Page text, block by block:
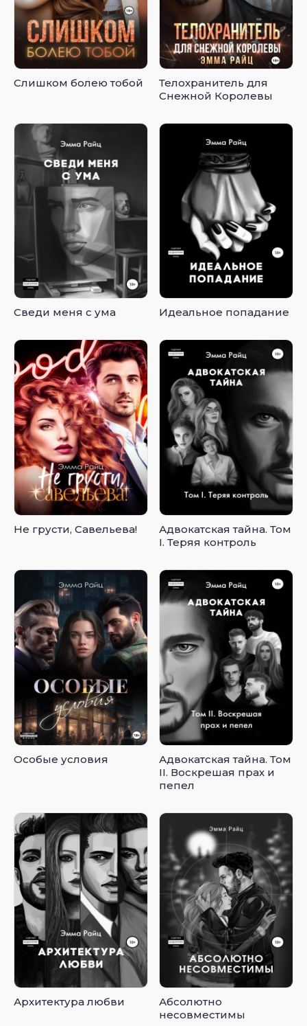
Слишком болею тобой
Телохранитель для
Снежной Королевы
Сведи меня с ума Идеальное попадание
Не грусти, Савельева!
Адвокатская тайна. Том
I. Теряя контроль
Особые условия
Адвокатская тайна. Том
II. Воскрешая прах и
пепел
Архитектура любви
Абсолютно
несовместимы